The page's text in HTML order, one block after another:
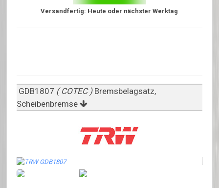
Versandfertig: Heute oder nächster Werktag
GDB1807 ( COTEC ) Bremsbelagsatz,
Scheibenbremse